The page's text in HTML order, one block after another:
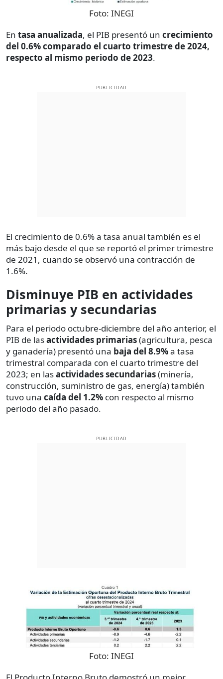
Foto: INEGI
En tasa anualizada, el PIB presentó un crecimiento
del 0.6% comparado el cuarto trimestre de 2024,
respecto al mismo periodo de 2023.
PUBLICIDAD
El crecimiento de 0.6% a tasa anual también es el
más bajo desde el que se reportó el primer trimestre
de 2021, cuando se observó una contracción de
1.6%.
Disminuye PIB en actividades
primarias y secundarias
Para el periodo octubre-diciembre del año anterior, el
PIB de lasactividades primarias(agricultura, pesca
y ganadería) presentó una baja del 8.9%a tasa
trimestral comparada con el cuarto trimestre del
2023; en lasactividades secundarias(minería,
construcción, suministro de gas, energía) también
tuvo una caída del 1.2% con respecto al mismo
periodo del año pasado.
PUBLICIDAD
Foto: INEGI